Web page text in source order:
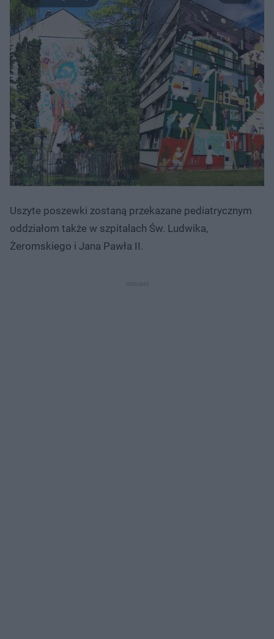
Uszyte poszewki zostaną przekazane pediatrycznym
oddziałom także w szpitalach Św. Ludwika,
Żeromskiego i Jana Pawła II.